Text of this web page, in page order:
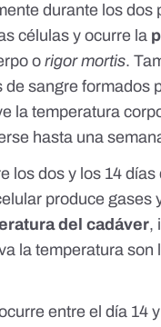
durante los dos
células y ocurre la
origor mortis.
sangre formados
la temperatura
hasta una
los dos y los 14
produce gases
del cadáver,
la temperatura son
entre el día 14